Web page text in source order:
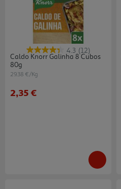
4.3 (12)
Caldo Knorr Galinha 8 Cubos
80g
29.38 €/Kg
2,35 €